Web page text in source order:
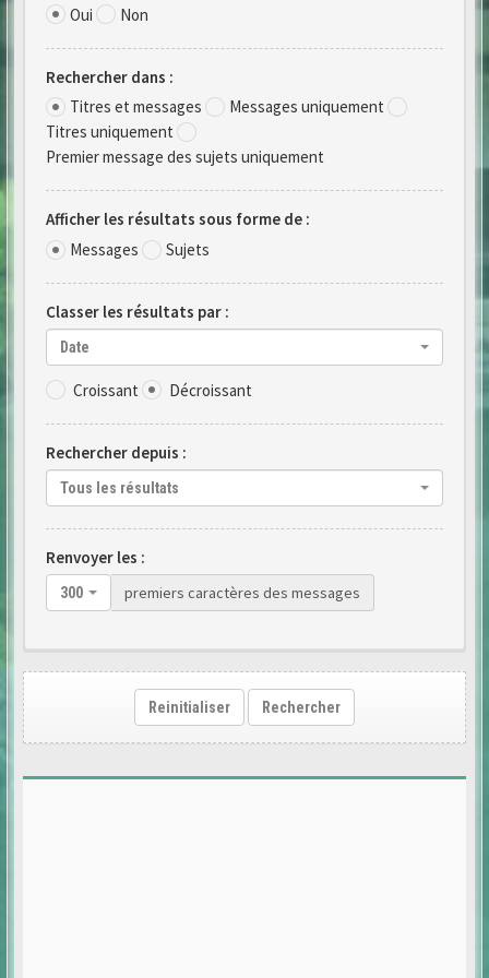
Oui Non
Rechercher dans :
Titres et messages
Messages uniquement
Titres uniquement
Premier message des sujets uniquement
Afficher les résultats sous forme de :
Messages
Sujets
Classer les résultats par :
Date
Croissant Décroissant
Rechercher depuis :
Tous les résultats
Renvoyer les :
300 premiers caractères des messages
Reinitialiser Rechercher